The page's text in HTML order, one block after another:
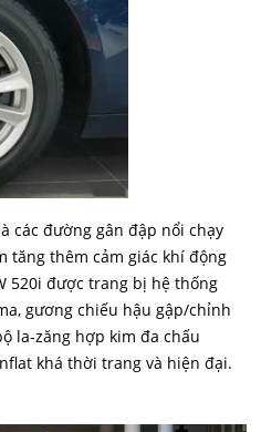
các đường gân đập nổi chạy
tăng thêm cảm giác khí động
520i được trang bị hệ thống
gương chiếu hậu gập/chỉnh
la-zăng hợp kim đa chấu
khá thời trang và hiện đại.